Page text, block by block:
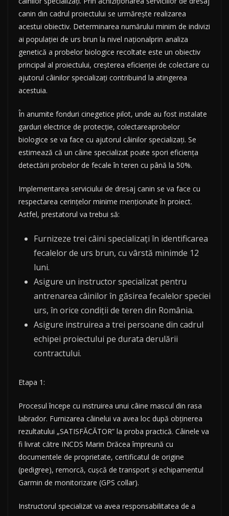
canin din cadrul proiectului se urmărește realizarea
acestui obiectiv. Determinarea numărului minim de indivizi
ai populației de urs brun la nivel naționalprin analiza
genetică a probelor biologice recoltate este un obiectiv
principal al proiectului, creșterea eficienței de colectare cu
ajutorul câinilor specializați contribuind la atingerea
acestuia.
În anumite fonduri cinegetice pilot, unde au fost instalate
garduri electrice de protecție, colectareaprobelor
biologice se va face cu ajutorul câinilor specializați. Se
estimează că un câine specializat poate spori eficiența
detectării probelor de fecale în teren cu până la 50%.
Implementarea serviciului de dresaj canin se va face cu
respectarea cerințelor minime menționate în proiect.
Astfel, prestatorul va trebui să:
Furnizeze trei câini specializați în identificarea
fecalelor de urs brun, cu vârstă minimde 12
luni.
Asigure un instructor specializat pentru
antrenarea câinilor în găsirea fecalelor speciei
urs, în orice condiții de teren din România.
Asigure instruirea a trei persoane din cadrul
echipei proiectului pe durata derulării
contractului.
Etapa 1:
Procesul începe cu instruirea unui câine mascul din rasa
labrador. Furnizarea câinelui va avea loc după obținerea
rezultatului „SATISFĂCĂTOR” la proba practică. Câinele va
fi livrat către INCDS Marin Drăcea împreună cu
documentele de proprietate, certificatul de origine
(pedigree), remorcă, cușcă de transport și echipamentul
Garmin de monitorizare (GPS collar).
Instructorul specializat va avea responsabilitatea de a